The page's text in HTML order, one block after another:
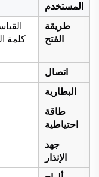
المستخدم
طريقة
الفتح
اتصال
البطارية
طاقة
احتياطية
جهد
الإنذار